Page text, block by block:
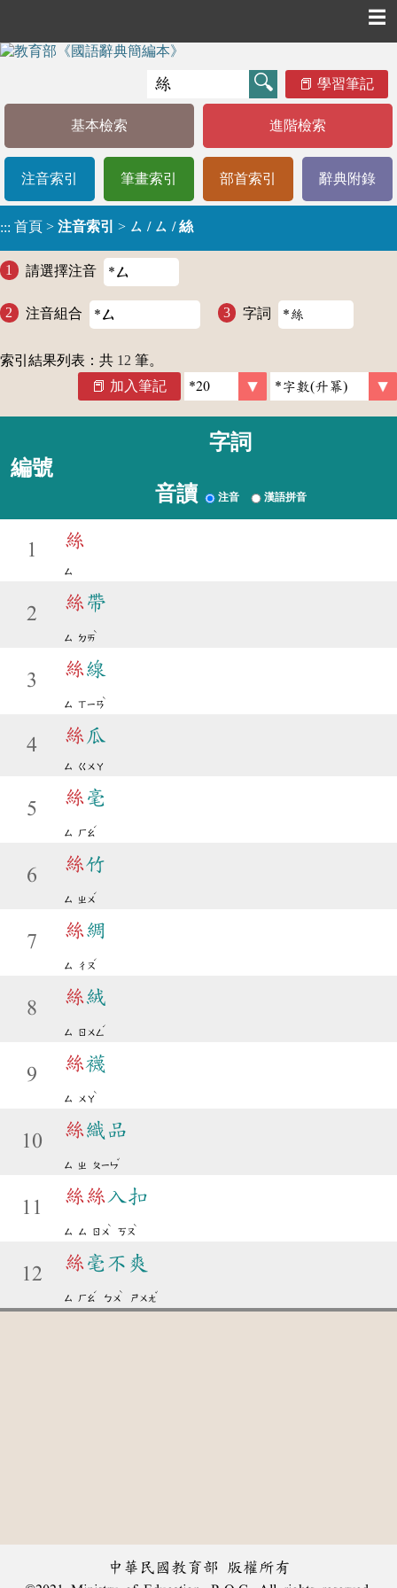
☰
學習筆記
基本檢索 進階檢索
注音索引 筆畫索引 部首索引 辭典附錄
::: 首頁 > 注音索引 > ㄙ / ㄙ / 絲
請選擇注音
注音組合 字詞
索引結果列表：共 12 筆。
加入筆記
編號
字詞
音讀 注音 漢語拼音
1 絲
ㄙ
2
絲 帶
ㄙ ㄉㄞ
ˋ
3
絲線
ㄙ ㄒㄧㄢ
ˋ
4 絲 瓜
ㄙ ㄍㄨㄚ
5
絲 毫
ㄙ ㄏㄠ
ˊ
6
絲竹
ㄙ ㄓㄨ
ˊ
7
絲綢
ㄙ ㄔㄡ
ˊ
8
絲絨
ㄙ ㄖㄨㄥ
ˊ
9
絲襪
ㄙ ㄨㄚ
ˋ
10
絲織品
ㄙ ㄓ ㄆㄧㄣ
ˇ
11
絲絲 入扣
ㄙ ㄙ ㄖㄨ
ˋ
ㄎㄡ
ˋ
12
絲 毫不爽
ㄙ ㄏㄠ
ˊ
ㄅㄨ
ˋ
ㄕㄨㄤ
ˇ
中華民國教育部 版權所有